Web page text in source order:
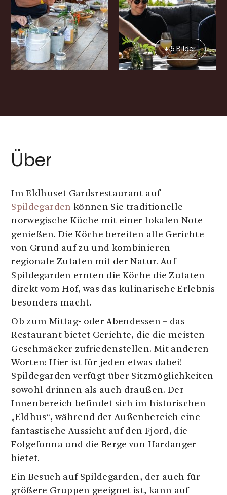
+ 5 Bilder
Über
Im Eldhuset Gardsrestaurant auf
Spildegarden können Sie traditionelle
norwegische Küche mit einer lokalen Note
genießen. Die Köche bereiten alle Gerichte
von Grund auf zu und kombinieren
regionale Zutaten mit der Natur. Auf
Spildegarden ernten die Köche die Zutaten
direkt vom Hof, was das kulinarische Erlebnis
besonders macht.
Ob zum Mittag- oder Abendessen – das
Restaurant bietet Gerichte, die die meisten
Geschmäcker zufriedenstellen. Mit anderen
Worten: Hier ist für jeden etwas dabei!
Spildegarden verfügt über Sitzmöglichkeiten
sowohl drinnen als auch draußen. Der
Innenbereich befindet sich im historischen
„Eldhus“, während der Außenbereich eine
fantastische Aussicht auf den Fjord, die
Folgefonna und die Berge von Hardanger
bietet.
Ein Besuch auf Spildegarden, der auch für
größere Gruppen geeignet ist, kann auf